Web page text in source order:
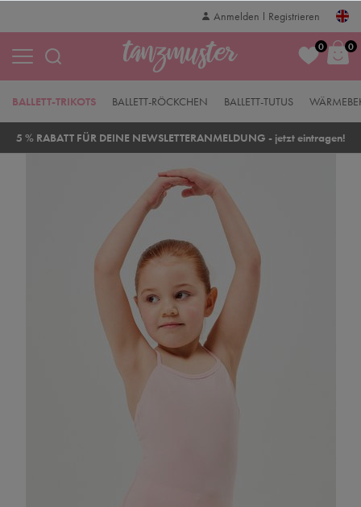
Anmelden Registrieren
0 0
BALLETT-RÖCKCHEN
BALLETT-TRIKOTS BALLETT-TUTUS
5 % RABATT FÜR DEINE NEWSLETTERANMELDUNG - jetzt eintragen!